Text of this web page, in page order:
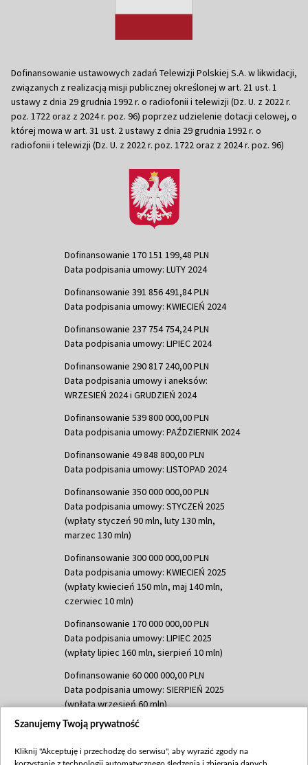
Dofinansowanie ustawowych zadań Telewizji Polskiej S.A. w likwidacji,
związanych z realizacją misji publicznej określonej w art. 21 ust. 1
ustawy z dnia 29 grudnia 1992 r. o radiofonii i telewizji (Dz. U. z 2022 r.
poz. 1722 oraz z 2024 r. poz. 96) poprzez udzielenie dotacji celowej, o
której mowa w art. 31 ust. 2 ustawy z dnia 29 grudnia 1992 r. o
radiofonii i telewizji (Dz. U. z 2022 r. poz. 1722 oraz z 2024 r. poz. 96)
Dofinansowanie 170 151 199,48 PLN
Data podpisania umowy: LUTY 2024
Dofinansowanie 391 856 491,84 PLN
Data podpisania umowy: KWIECIEŃ 2024
Dofinansowanie 237 754 754,24 PLN
Data podpisania umowy: LIPIEC 2024
Dofinansowanie 290 817 240,00 PLN
Data podpisania umowy i aneksów:
WRZESIEŃ 2024 i GRUDZIEŃ 2024
Dofinansowanie 539 800 000,00 PLN
Data podpisania umowy: PAŹDZIERNIK 2024
Dofinansowanie 49 848 800,00 PLN
Data podpisania umowy: LISTOPAD 2024
Dofinansowanie 350 000 000,00 PLN
Data podpisania umowy: STYCZEŃ 2025
(wpłaty styczeń 90 mln, luty 130 mln,
marzec 130 mln)
Dofinansowanie 300 000 000,00 PLN
Data podpisania umowy: KWIECIEŃ 2025
(wpłaty kwiecień 150 mln, maj 140 mln,
czerwiec 10 mln)
Dofinansowanie 170 000 000,00 PLN
Data podpisania umowy: LIPIEC 2025
(wpłaty lipiec 160 mln, sierpień 10 mln)
Dofinansowanie 60 000 000,00 PLN
Data podpisania umowy: SIERPIEŃ 2025
(wpłata wrzesień 60 mln)
Dofinansowanie 635 783 051,21 PLN
(wpłata wrzesień 100 mln, październik 350
Szanujemy Twoją prywatność
Kliknij "Akceptuję i przechodzę do serwisu", aby wyrazić zgody na